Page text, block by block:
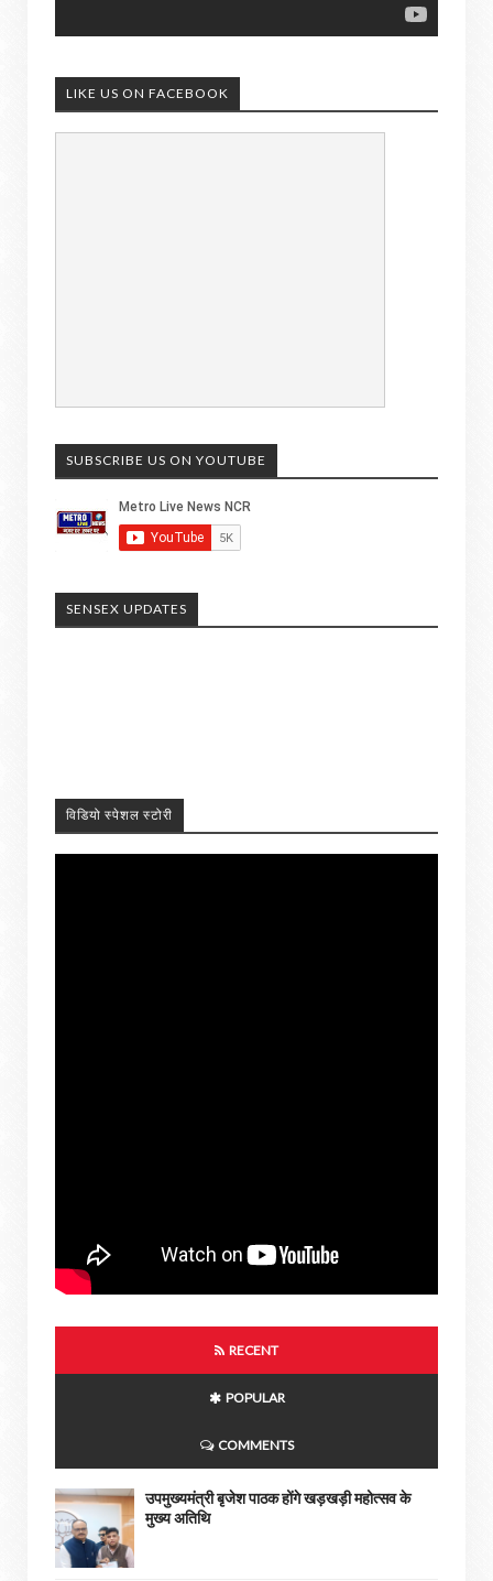
LIKE US ON FACEBOOK
SUBSCRIBE US ON YOUTUBE
SENSEX UPDATES
विडियो स्पेशल स्टोरी
RECENT
POPULAR
COMMENTS
उपमुख्यमंत्री बृजेश पाठक होंगे खड़खड़ी महोत्सव के
मुख्य अतिथि